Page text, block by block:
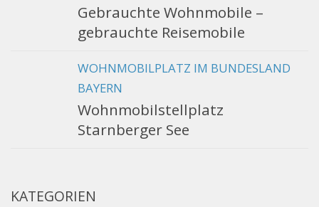
Gebrauchte Wohnmobile –
gebrauchte Reisemobile
WOHNMOBILPLATZ IM BUNDESLAND
BAYERN
Wohnmobilstellplatz
Starnberger See
KATEGORIEN